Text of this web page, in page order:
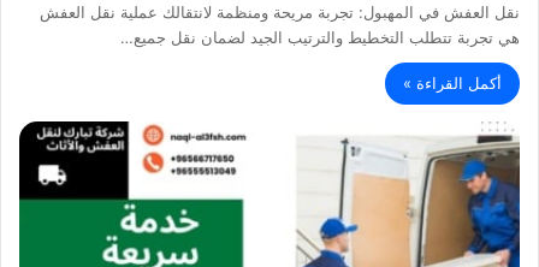
نقل العفش في المهبول: تجربة مريحة ومنظمة لانتقالك عملية نقل العفش
هي تجربة تتطلب التخطيط والترتيب الجيد لضمان نقل جميع…
أكمل القراءة »